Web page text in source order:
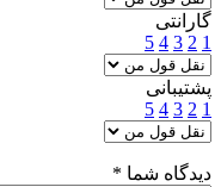
گارانتی
1
2
3
4
5
پشتیبانی
1
2
3
4
5
دیدگاه شما *